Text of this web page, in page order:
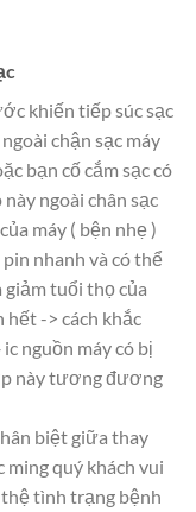
khiến tiếp súc sạc
chận sạc máy
bạn cố cắm sạc có
ngoài chân sạc
máy ( bện nhẹ )
nhanh và có thể
giảm tuổi thọ của
hết -> cách khắc
nguồn máy có bị
này tương đương
biệt giữa thay
ming quý khách vui
tình trạng bệnh